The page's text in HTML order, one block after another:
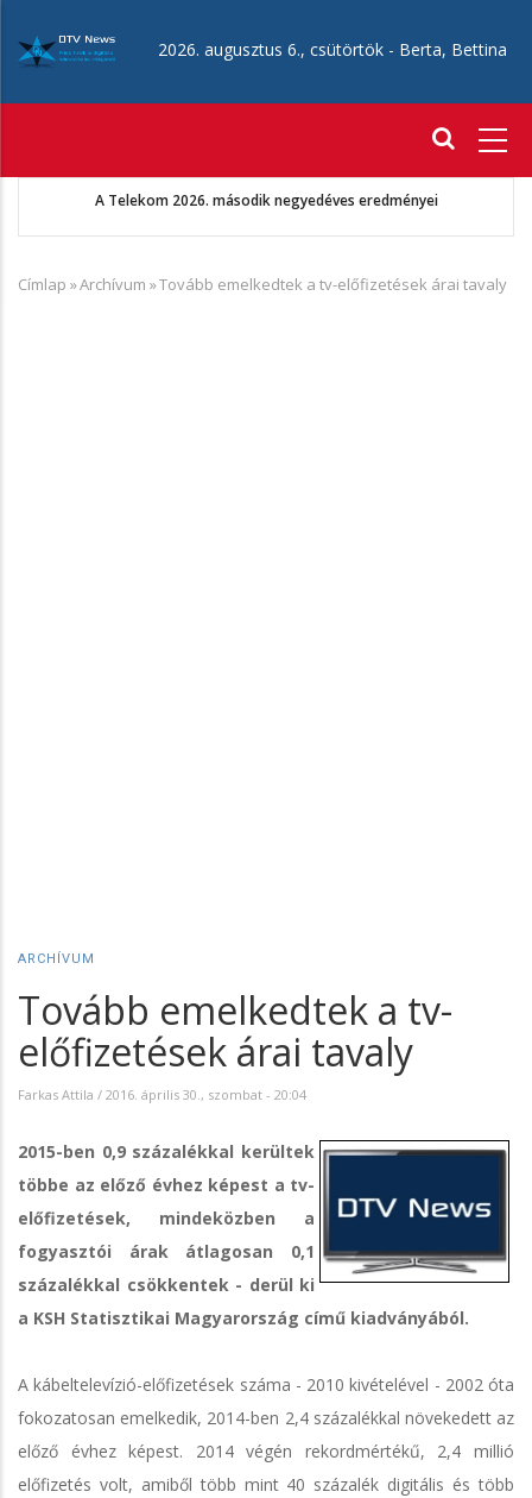
tartalomra
2026. augusztus 6., csütörtök - Berta, Bettina
A Telekom 2026. második negyedéves eredményei
Morzsa
Címlap »Archívum »Tovább emelkedtek a tv-előfizetések árai tavaly
ARCHÍVUM
Tovább emelkedtek a tv-
előfizetések árai tavaly
Farkas Attila / 2016. április 30., szombat - 20:04
2015-ben 0,9 százalékkal kerültek
többe az előző évhez képest a tv-
előfizetések, mindeközben a
fogyasztói árak átlagosan 0,1
százalékkal csökkentek - derül ki
a KSH Statisztikai Magyarország című kiadványából.
A kábeltelevízió-előfizetések száma - 2010 kivételével - 2002 óta
fokozatosan emelkedik, 2014-ben 2,4 százalékkal növekedett az
előző évhez képest. 2014 végén rekordmértékű, 2,4 millió
előfizetés volt, amiből több mint 40 százalék digitális és több